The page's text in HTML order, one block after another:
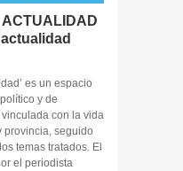
es un espacio
y de
con la vida
provincia, seguido
temas tratados. El
el periodista